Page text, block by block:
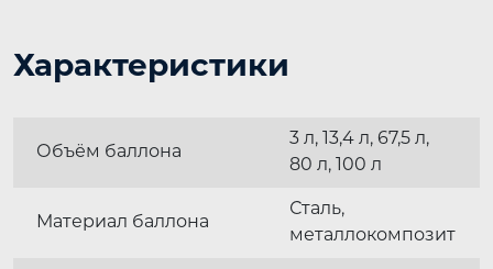
Характеристики
Объём баллона
3 л, 13,4 л, 67,5 л,
80 л, 100 л
Материал баллона
Сталь,
металлокомпозит